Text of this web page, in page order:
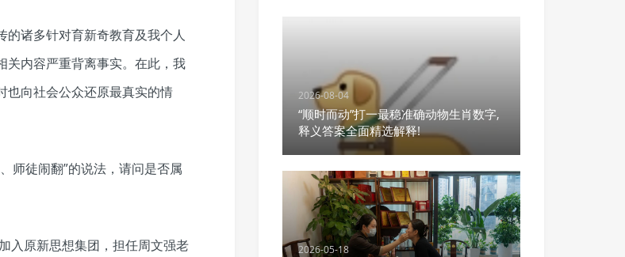
诸多针对育新奇教育及我个人
关内容严重背离事实。在此，我
也向社会公众还原最真实的情
师徒闹翻”的说法，请问是否属
入原新思想集团，担任周文强老
2026-08-04
“顺时而动”打一最稳准确动物生肖数字,
释义答案全面精选解释!
2026-05-18